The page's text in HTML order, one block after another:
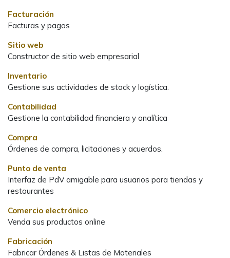
Facturación
Facturas y pagos
Sitio web
Constructor de sitio web empresarial
Inventario
Gestione sus actividades de stock y logística.
Contabilidad
Gestione la contabilidad financiera y analítica
Compra
Órdenes de compra, licitaciones y acuerdos.
Punto de venta
Interfaz de PdV amigable para usuarios para tiendas y
restaurantes
Comercio electrónico
Venda sus productos online
Fabricación
Fabricar Órdenes & Listas de Materiales